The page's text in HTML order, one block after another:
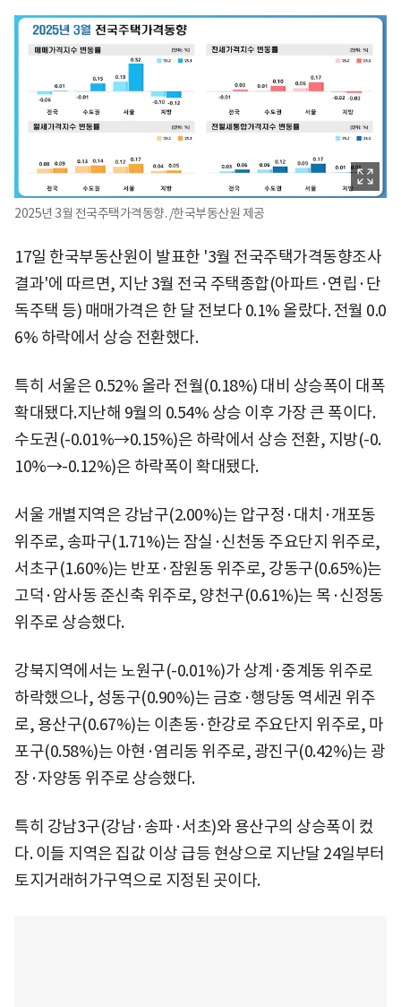
2025년 3월 전국주택가격동향. /한국부동산원 제공
17일 한국부동산원이 발표한 '3월 전국주택가격동향조사
결과'에 따르면, 지난 3월 전국 주택종합(아파트·연립·단
독주택 등) 매매가격은 한 달 전보다 0.1% 올랐다. 전월 0.0
6% 하락에서 상승 전환했다.
특히 서울은 0.52% 올라 전월(0.18%) 대비 상승폭이 대폭
확대됐다.지난해 9월의 0.54% 상승 이후 가장 큰 폭이다.
수도권(-0.01%→0.15%)은 하락에서 상승 전환, 지방(-0.
10%→-0.12%)은 하락폭이 확대됐다.
서울 개별지역은 강남구(2.00%)는 압구정·대치·개포동
위주로, 송파구(1.71%)는 잠실·신천동 주요단지 위주로,
서초구(1.60%)는 반포·잠원동 위주로, 강동구(0.65%)는
고덕·암사동 준신축 위주로, 양천구(0.61%)는 목·신정동
위주로 상승했다.
강북지역에서는 노원구(-0.01%)가 상계·중계동 위주로
하락했으나, 성동구(0.90%)는 금호·행당동 역세권 위주
로, 용산구(0.67%)는 이촌동·한강로 주요단지 위주로, 마
포구(0.58%)는 아현·염리동 위주로, 광진구(0.42%)는 광
장·자양동 위주로 상승했다.
특히 강남3구(강남·송파·서초)와 용산구의 상승폭이 컸
다. 이들 지역은 집값 이상 급등 현상으로 지난달 24일부터
토지거래허가구역으로 지정된 곳이다.